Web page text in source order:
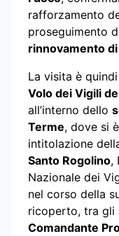
rafforzamento
proseguimento
rinnovamento
La visita è
Volo dei Vigili
all’interno dello
Terme, dove si
intitolazione
Santo Rogolino,
Nazionale dei
nel corso della
ricoperto, tra gli
Comandante